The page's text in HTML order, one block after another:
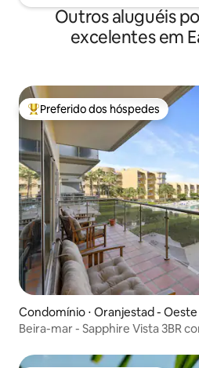
Outros aluguéis
excelentes em
Entre os melhores preferidos dos
Preferido dos hóspedes
Condomínio ⋅ Oranjestad - Oeste
Beira-mar - Sapphire Vista 3BR